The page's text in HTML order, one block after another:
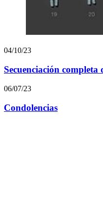
04/10/23
Secuenciación
06/07/23
Condolencias